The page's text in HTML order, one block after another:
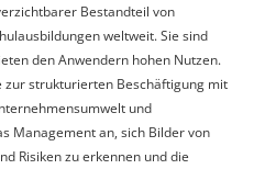
Bestandteil von
weltweit. Sie sind
den Anwendern hohen Nutzen.
zur strukturierten Beschäftigung mit
und
Management an, sich Bilder von
Risiken zu erkennen und die